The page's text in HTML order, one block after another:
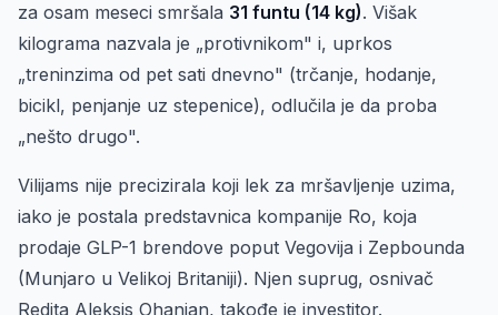
za osam meseci smršala 31 funtu (14 kg). Višak
kilograma nazvala je „protivnikom" i, uprkos
„treninzima od pet sati dnevno" (trčanje, hodanje,
bicikl, penjanje uz stepenice), odlučila je da proba
„nešto drugo".
Vilijams nije precizirala koji lek za mršavljenje uzima,
iako je postala predstavnica kompanije Ro, koja
prodaje GLP-1 brendove poput Vegovija i Zepbounda
(Munjaro u Velikoj Britaniji). Njen suprug, osnivač
Redita Aleksis Ohanjan, takođe je investitor.